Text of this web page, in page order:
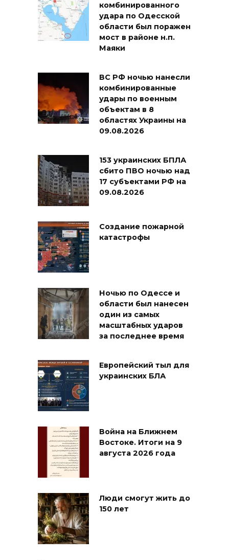
комбинированного
удара по Одесской
области был поражен
мост в районе н.п.
Маяки
ВС РФ ночью нанесли
комбинированные
удары по военным
объектам в 8
областях Украины на
09.08.2026
153 украинских БПЛА
сбито ПВО ночью над
17 субъектами РФ на
09.08.2026
Создание пожарной
катастрофы
Ночью по Одессе и
области был нанесен
один из самых
масштабных ударов
за последнее время
Европейский тыл для
украинских БЛА
Война на Ближнем
Востоке. Итоги на 9
августа 2026 года
Люди смогут жить до
150 лет